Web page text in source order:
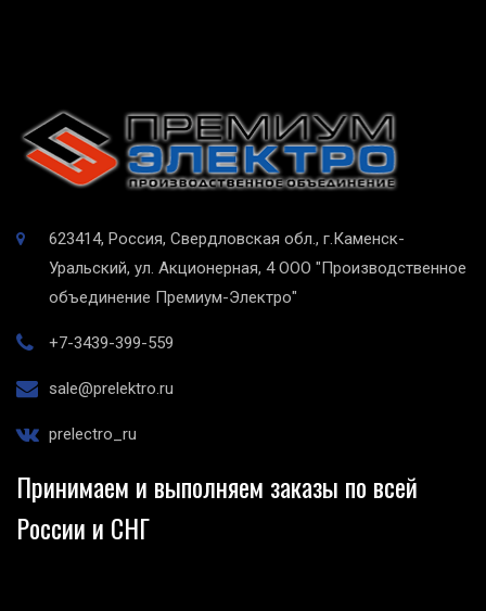
623414, Россия, Свердловская обл., г.Каменск-
Уральский, ул. Акционерная, 4 ООО "Производственное
объединение Премиум-Электро"
+7-3439-399-559
sale@prelektro.ru
prelectro_ru
Принимаем и выполняем заказы по всей
России и СНГ